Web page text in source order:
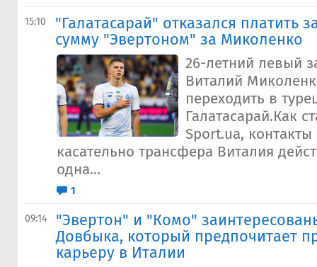
15:10
"Галатасарай" отказался платить
сумму "Эвертоном" за Миколенко
26-летний левый
Виталий
переходить в
Галатасарай.Как
Sport.ua,
касательно трансфера Виталия
одна...
1
09:14
"Эвертон" и "Комо"
Довбыка, который предпочитает
карьеру в Италии